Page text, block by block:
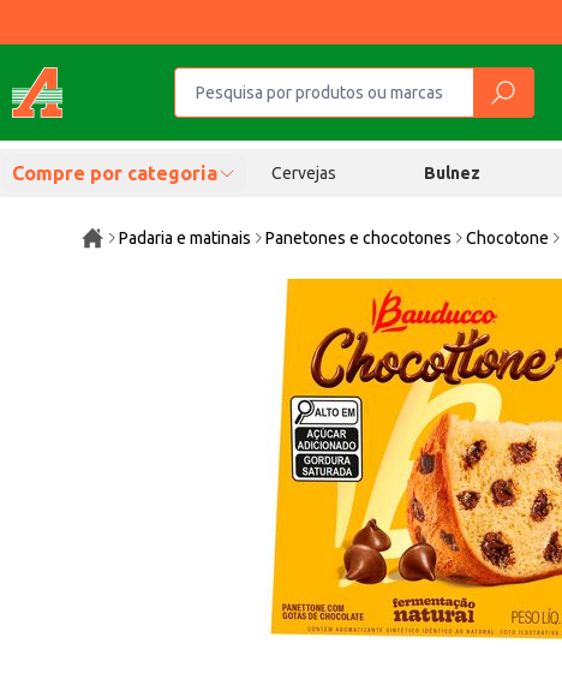
Compre por categoria Cervejas Bulnez
Padaria e matinais Panetones e chocotones Chocotone